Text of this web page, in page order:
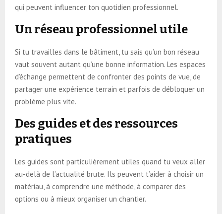
qui peuvent influencer ton quotidien professionnel.
Un réseau professionnel utile
Si tu travailles dans le bâtiment, tu sais qu’un bon réseau
vaut souvent autant qu’une bonne information. Les espaces
d’échange permettent de confronter des points de vue, de
partager une expérience terrain et parfois de débloquer un
problème plus vite.
Des guides et des ressources
pratiques
Les guides sont particulièrement utiles quand tu veux aller
au-delà de l’actualité brute. Ils peuvent t’aider à choisir un
matériau, à comprendre une méthode, à comparer des
options ou à mieux organiser un chantier.